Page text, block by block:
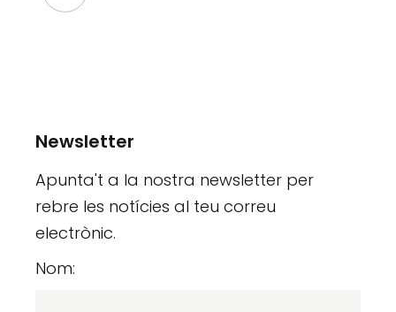
Newsletter
Apunta't a la nostra newsletter per
rebre les notícies al teu correu
electrònic.
Nom: